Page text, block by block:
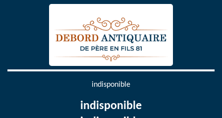
indisponible
indisponible